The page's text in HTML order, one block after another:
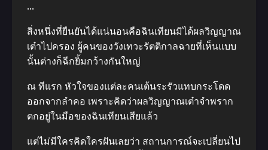
…
สิ่งหนึ่งที่ยืนยันได้แน่นอนคือฉินเทียนมิได้ผลวิญญาณ
เต๋าไปครอง ผู้คนของวังเทวะรัตติกาลฉายที่เห็นแบบ
นั้นต่างก็ฉีกยิ้มกว้างกันใหญ่
ณ ทีแรก หัวใจของแต่ละคนเต้นระรัวแทบกระโดด
ออกจากลำคอ เพราะคิดว่าผลวิญญาณเต๋าจำพราก
ตกอยู่ในมือของฉินเทียนเสียแล้ว
แต่ไม่มีใครคิดใครฝันเลยว่า สถานการณ์จะเปลี่ยนไป